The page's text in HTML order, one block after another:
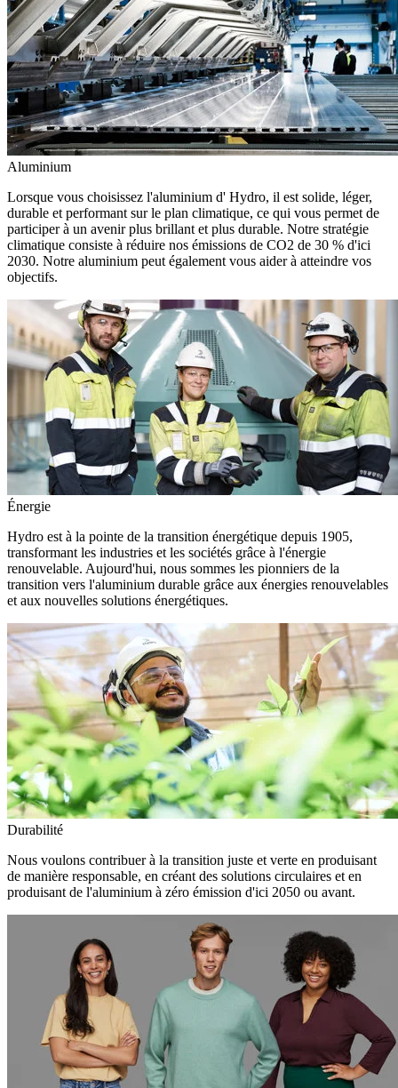
Aluminium
Lorsque vous choisissez l'aluminium d' Hydro, il est solide, léger,
durable et performant sur le plan climatique, ce qui vous permet de
participer à un avenir plus brillant et plus durable. Notre stratégie
climatique consiste à réduire nos émissions de CO2 de 30 % d'ici
2030. Notre aluminium peut également vous aider à atteindre vos
objectifs.
Énergie
Hydro est à la pointe de la transition énergétique depuis 1905,
transformant les industries et les sociétés grâce à l'énergie
renouvelable. Aujourd'hui, nous sommes les pionniers de la
transition vers l'aluminium durable grâce aux énergies renouvelables
et aux nouvelles solutions énergétiques.
Durabilité
Nous voulons contribuer à la transition juste et verte en produisant
de manière responsable, en créant des solutions circulaires et en
produisant de l'aluminium à zéro émission d'ici 2050 ou avant.